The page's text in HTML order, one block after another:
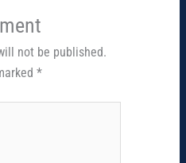
not be published.
*